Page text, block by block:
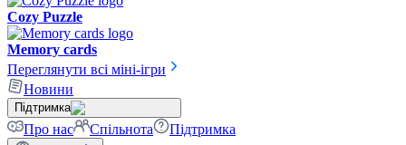
Cozy Puzzle
Memory cards
Переглянути всі міні-ігри
Новини
Підтримка
Про нас Спільнота Підтримка